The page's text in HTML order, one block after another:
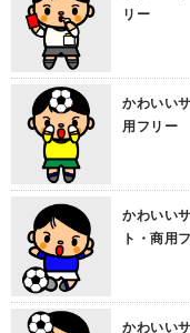
リー
かわいい
用フリー
かわいい
ト・商用
かわいい